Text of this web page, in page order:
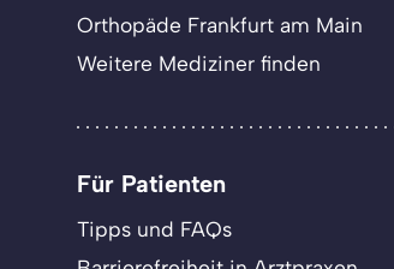
Orthopäde Frankfurt am Main
Weitere Mediziner finden
Für Patienten
Tipps und FAQs